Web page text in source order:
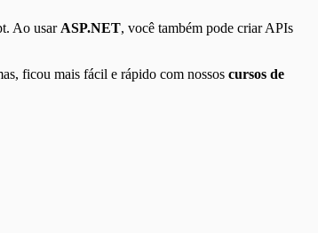
Ao usar ASP.NET, você também pode criar APIs
ficou mais fácil e rápido com nossos cursos de